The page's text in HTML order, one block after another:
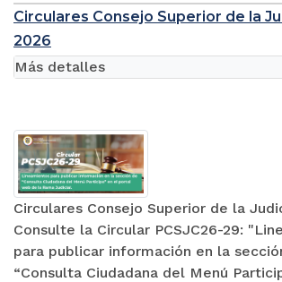
Circulares Consejo Superior de la
2026
Circulares Consejo Superior de la
Consulte la Circular PCSJC26-29:
para publicar información en la
“Consulta Ciudadana del Menú
Más detalles